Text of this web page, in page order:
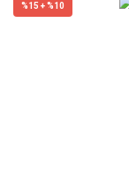
%15 + %10